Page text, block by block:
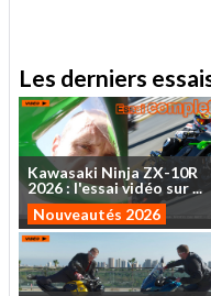
Les derniers
Kawasaki NinjaZX-10R
2026: l'essaividéo sur...
Nouveautés 2026